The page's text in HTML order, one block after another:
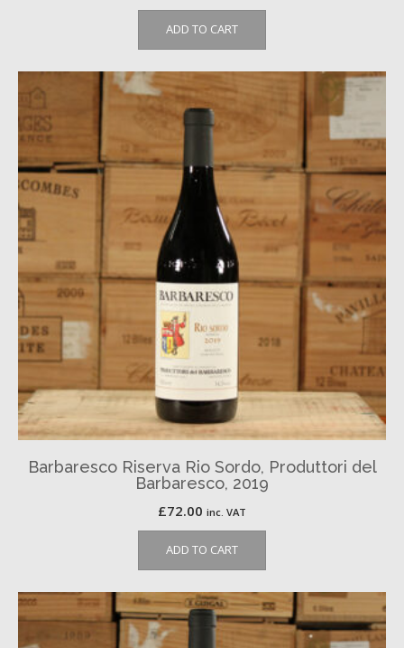
ADD TO CART
Barbaresco Riserva Rio Sordo, Produttori del
Barbaresco, 2019
£72.00 inc. VAT
ADD TO CART